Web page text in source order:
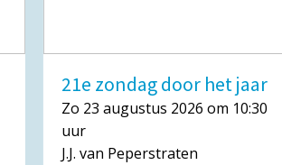
21e zondag door het jaar
Zo 23 augustus 2026 om 10:30
uur
J.J. van Peperstraten